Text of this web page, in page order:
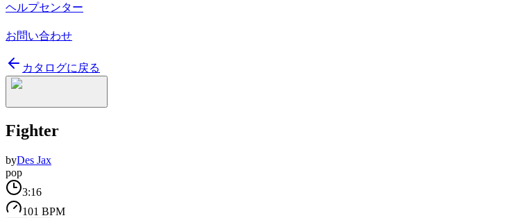
ヘルプセンター
お問い合わせ
カタログに戻る
Fighter
byDes Jax
pop
3:16
101 BPM